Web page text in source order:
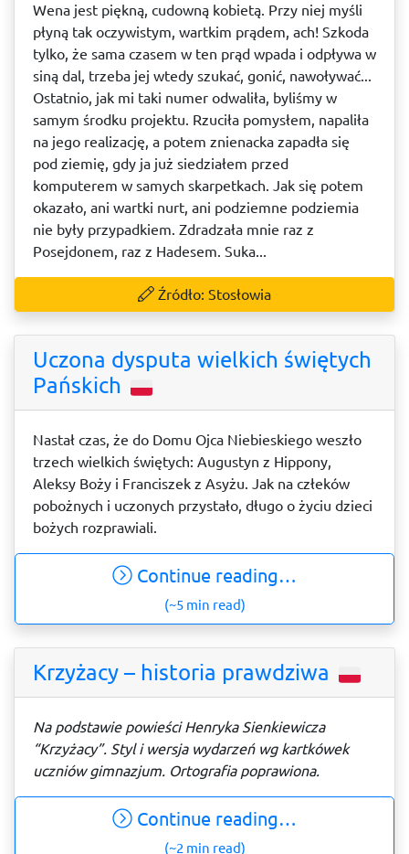
Wena jest piękną, cudowną kobietą. Przy niej myśli
płyną tak oczywistym, wartkim prądem, ach! Szkoda
tylko, że sama czasem w ten prąd wpada i odpływa w
siną dal, trzeba jej wtedy szukać, gonić, nawoływać...
Ostatnio, jak mi taki numer odwaliła, byliśmy w
samym środku projektu. Rzuciła pomysłem, napaliła
na jego realizację, a potem znienacka zapadła się
pod ziemię, gdy ja już siedziałem przed
komputerem w samych skarpetkach. Jak się potem
okazało, ani wartki nurt, ani podziemne podziemia
nie były przypadkiem. Zdradzała mnie raz z
Posejdonem, raz z Hadesem. Suka...
Źródło: Stosłowia
Uczona dysputa wielkich świętych
Pańskich
Nastał czas, że do Domu Ojca Niebieskiego weszło
trzech wielkich świętych: Augustyn z Hippony,
Aleksy Boży i Franciszek z Asyżu. Jak na człeków
pobożnych i uczonych przystało, długo o życiu dzieci
bożych rozprawiali.
Continue reading…
(~5 min read)
Krzyżacy – historia prawdziwa
Na podstawie powieści Henryka Sienkiewicza
“Krzyżacy”. Styl i wersja wydarzeń wg kartkówek
uczniów gimnazjum. Ortografia poprawiona.
Continue reading…
(~2 min read)